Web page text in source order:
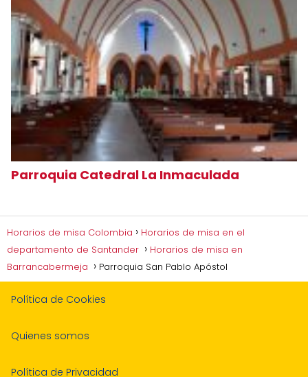
Parroquia Catedral La Inmaculada
Horarios de misa Colombia
Horarios de misa en el
departamento de Santander
Horarios de misa en
Barrancabermeja
Parroquia San Pablo Apóstol
Política de Cookies
Quienes somos
Política de Privacidad